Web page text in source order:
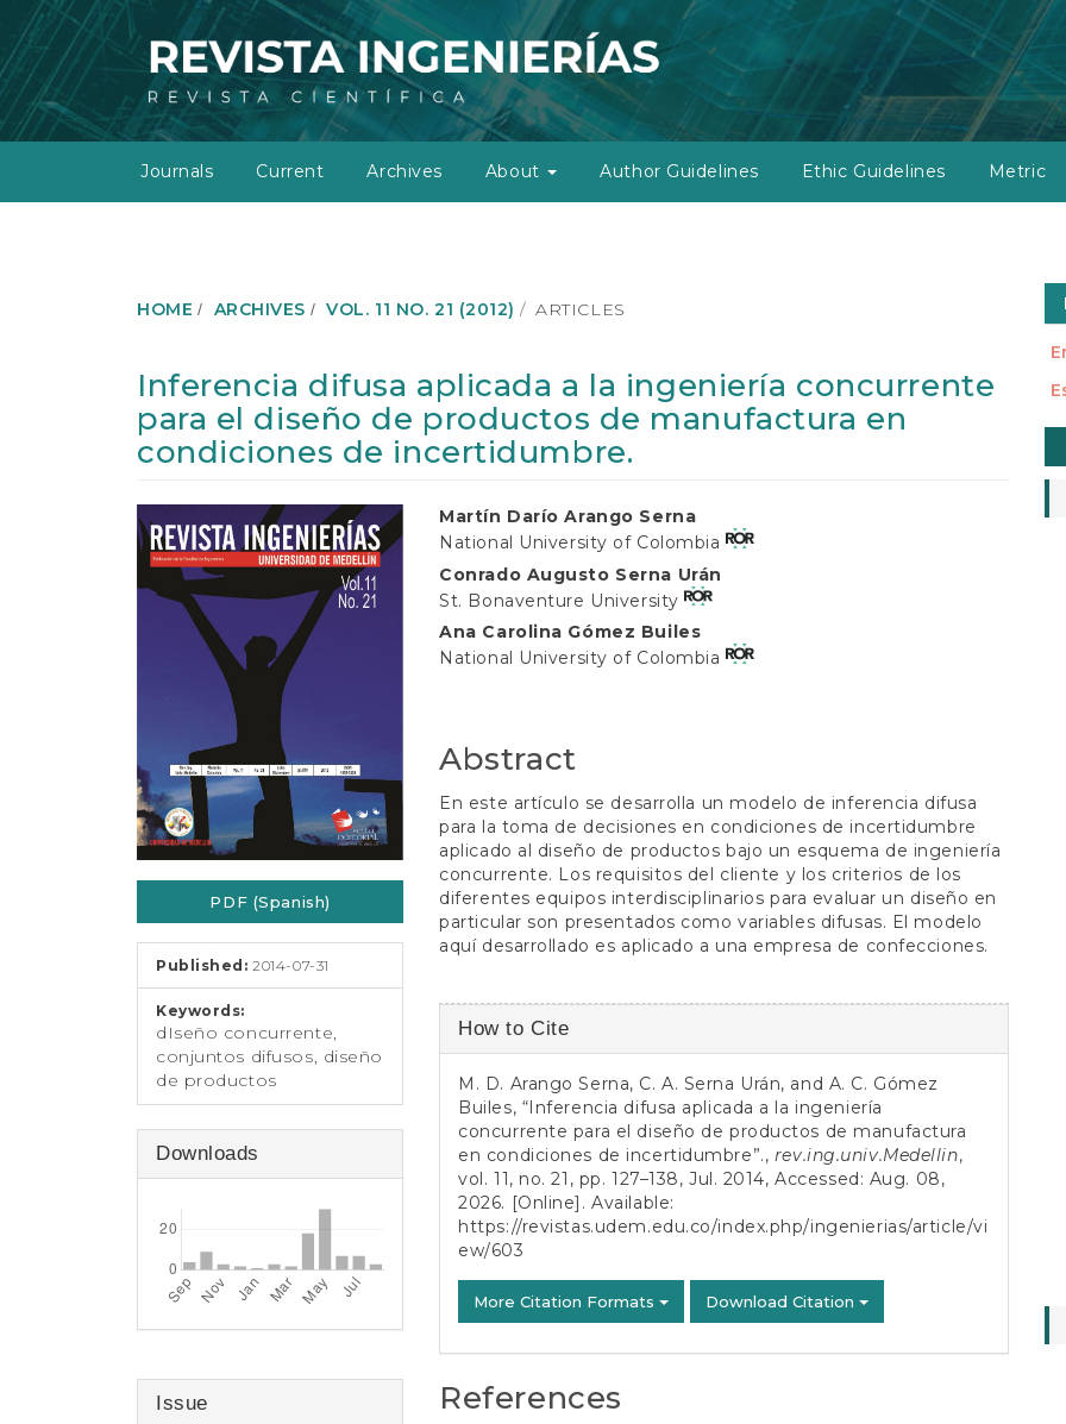
M
a
N
a
g
Journals Current Archives About Author Guidelines Ethic Guidelines Metric
HOME ARCHIVES VOL. 11 NO. 21 (2012) ARTICLES
Inferencia difusa aplicada a la ingeniería concurrente
para el diseño de productos de manufactura en
condiciones de incertidumbre.
Article
Sidebar
PDF (Spanish)
Published:2014-07-31
Keywords:
dIseño concurrente,
conjuntos difusos, diseño
de productos
Downloads
Issue
Main
Article
Content
Martín Darío Arango Serna
National University of Colombia
Conrado Augusto Serna Urán
St. Bonaventure University
Ana Carolina Gómez Builes
National University of Colombia
Abstract
En este artículo se desarrolla un modelo de inferencia difusa
para la toma de decisiones en condiciones de incertidumbre
aplicado al diseño de productos bajo un esquema de ingeniería
concurrente. Los requisitos del cliente y los criterios de los
diferentes equipos interdisciplinarios para evaluar un diseño en
particular son presentados como variables difusas. El modelo
aquí desarrollado es aplicado a una empresa de confecciones.
Article
Details
How to Cite
M. D. Arango Serna, C. A. Serna Urán, and A. C. Gómez
Builes, “Inferencia difusa aplicada a la ingeniería
concurrente para el diseño de productos de manufactura
en condiciones de incertidumbre”., rev.ing.univ.Medellin,
vol. 11, no. 21, pp. 127–138, Jul. 2014, Accessed: Aug. 08,
2026. [Online]. Available:
https://revistas.udem.edu.co/index.php/ingenierias/article/vi
ew/603
More Citation Formats Download Citation
References
a